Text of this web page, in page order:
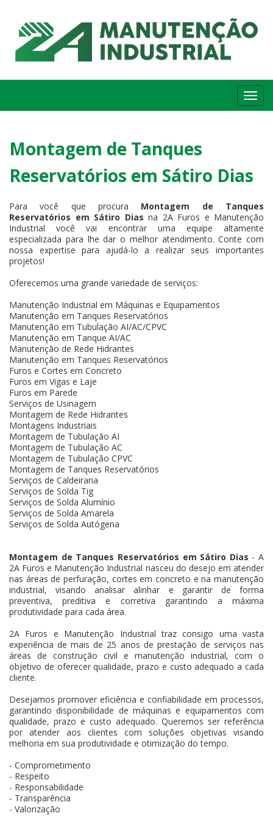
Montagem de Tanques
Reservatórios em Sátiro Dias
Para você que procura Montagem de Tanques
Reservatórios em Sátiro Dias na 2A Furos e Manutenção
Industrial você vai encontrar uma equipe altamente
especializada para lhe dar o melhor atendimento. Conte com
nossa expertise para ajudá-lo a realizar seus importantes
projetos!
Oferecemos uma grande variedade de serviços:
Manutenção Industrial em Máquinas e Equipamentos
Manutenção em Tanques Reservatórios
Manutenção em Tubulação AI/AC/CPVC
Manutenção em Tanque AI/AC
Manutenção de Rede Hidrantes
Manutenção em Tanques Reservatórios
Furos e Cortes em Concreto
Furos em Vigas e Laje
Furos em Parede
Serviços de Usinagem
Montagem de Rede Hidrantes
Montagens Industriais
Montagem de Tubulação AI
Montagem de Tubulação AC
Montagem de Tubulação CPVC
Montagem de Tanques Reservatórios
Serviços de Caldeiraria
Serviços de Solda Tig
Serviços de Solda Alumínio
Serviços de Solda Amarela
Serviços de Solda Autógena
Montagem de Tanques Reservatórios em Sátiro Dias - A
2A Furos e Manutenção Industrial nasceu do desejo em atender
nas áreas de perfuração, cortes em concreto e na manutenção
industrial, visando analisar alinhar e garantir de forma
preventiva, preditiva e corretiva garantindo a máxima
produtividade para cada área.
2A Furos e Manutenção Industrial traz consigo uma vasta
experiência de mais de 25 anos de prestação de serviços nas
áreas de construção civil e manutenção industrial, com o
objetivo de oferecer qualidade, prazo e custo adequado a cada
cliente.
Desejamos promover eficiência e confiabilidade em processos,
garantindo disponibilidade de máquinas e equipamentos com
qualidade, prazo e custo adequado. Queremos ser referência
por atender aos clientes com soluções objetivas visando
melhoria em sua produtividade e otimização do tempo.
- Comprometimento
- Respeito
- Responsabilidade
- Transparência
- Valorização